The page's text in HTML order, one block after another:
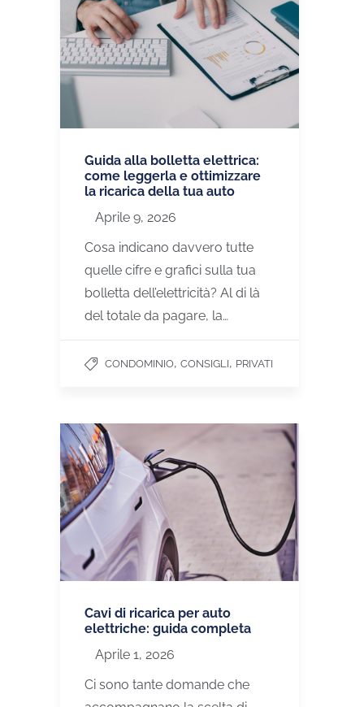
Guida alla bolletta elettrica:
come leggerla e ottimizzare
la ricarica della tua auto
Aprile 9, 2026
Cosa indicano davvero tutte
quelle cifre e grafici sulla tua
bolletta dell’elettricità? Al di là
del totale da pagare, la…
CONDOMINIO, CONSIGLI, PRIVATI
Cavi di ricarica per auto
elettriche: guida completa
Aprile 1, 2026
Ci sono tante domande che